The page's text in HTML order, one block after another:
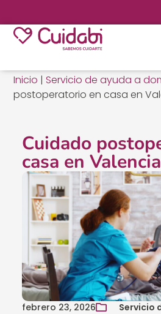
Inicio | Servicio de ayuda a
postoperatorio en casa en
Cuidado
casa en
Servicio
febrero 23, 2026